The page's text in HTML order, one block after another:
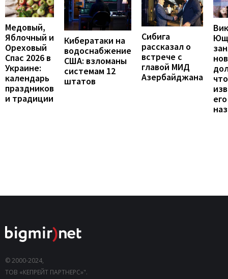
Медовый,
Яблочный и
Ореховый
Спас 2026 в
Украине:
календарь
праздников
и традиции
Кибератаки на
водоснабжение
США: взломаны
системам 12
штатов
Сибига
рассказал о
встрече с
главой МИД
Азербайджана
что
его
© 2000-2024,
ТОВ «КЕПРЕЙТ ПАРТНЕРС»".